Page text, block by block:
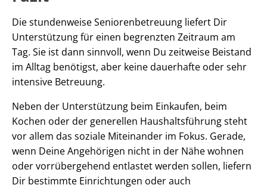
Die stundenweise Seniorenbetreuung liefert Dir
Unterstützung für einen begrenzten Zeitraum am
Tag. Sie ist dann sinnvoll, wenn Du zeitweise Beistand
im Alltag benötigst, aber keine dauerhafte oder sehr
intensive Betreuung.
Neben der Unterstützung beim Einkaufen, beim
Kochen oder der generellen Haushaltsführung steht
vor allem das soziale Miteinander im Fokus. Gerade,
wenn Deine Angehörigen nicht in der Nähe wohnen
oder vorrübergehend entlastet werden sollen, liefern
Dir bestimmte Einrichtungen oder auch